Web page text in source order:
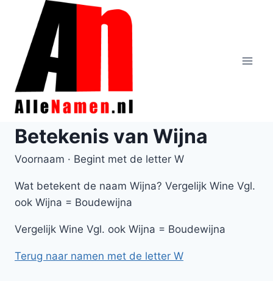
Doorgaan
inhoud
Betekenis van Wijna
Voornaam · Begint met de letter W
Wat betekent de naam Wijna? Vergelijk Wine Vgl.
ook Wijna = Boudewijna
Vergelijk Wine Vgl. ook Wijna = Boudewijna
Terug naar namen met de letter W